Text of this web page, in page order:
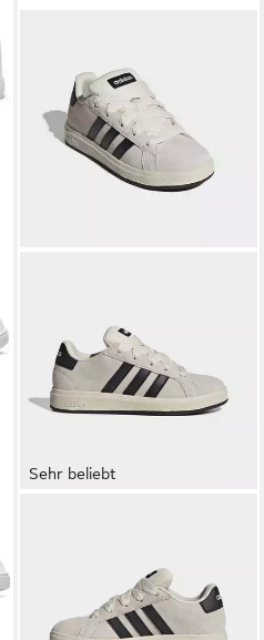
Sehr beliebt
Design auf den Spuren des
adidas Campus 00, für Kinder
& Jugendliche
+17